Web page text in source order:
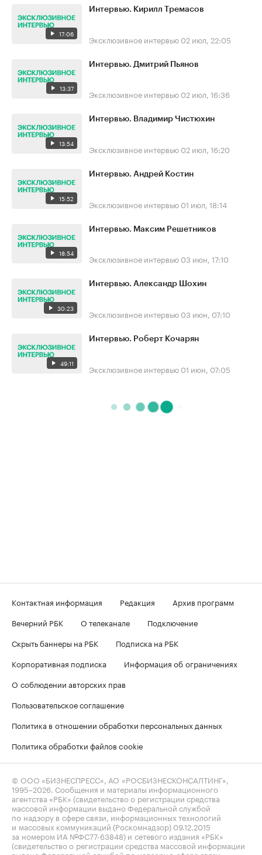
17:06
Интервью. Кирилл Тремасов
Эксклюзивное интервью 02 июл, 22:05
13:37
Интервью. Дмитрий Пьянов
Эксклюзивное интервью 02 июл, 16:36
13:54
Интервью. Владимир Чистюхин
Эксклюзивное интервью 02 июл, 16:20
15:52
Интервью. Андрей Костин
Эксклюзивное интервью 01 июл, 18:14
18:54
Интервью. Максим Решетников
Эксклюзивное интервью 03 июн, 17:10
30:23
Интервью. Александр Шохин
Эксклюзивное интервью 03 июн, 07:10
49:11
Интервью. Роберт Кочарян
Эксклюзивное интервью 01 июн, 07:05
Контактная информация Редакция
Архив программ
Вечерний РБК
О телеканале
Подключение
Скрыть баннеры на РБК
Подписка на РБК
Корпоративная подписка
Информация об ограничениях
О соблюдении авторских прав
Пользовательское соглашение
Политика в отношении обработки персональных данных
Политика обработки файлов cookie
© ООО «БИЗНЕСПРЕСС», АО «РОСБИЗНЕСКОНСАЛТИНГ»,
1995–2026 . Сообщения и материалы информационного
агентства «РБК» (свидетельство о регистрации средства
массовой информации выдано Федеральной службой
по надзору в сфере связи, информационных технологий
и массовых коммуникаций (Роскомнадзор) 09.12.2015
за номером ИА №ФС77-63848) и сетевого издания «РБК»
(свидетельство о регистрации средства массовой информации